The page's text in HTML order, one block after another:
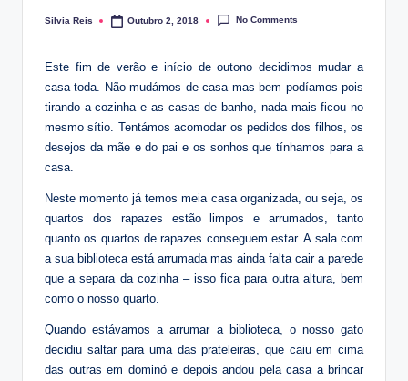
Posted
Silvia Reis Outubro 2, 2018 No Comments
Este fim de verão e início de outono decidimos mudar a
casa toda. Não mudámos de casa mas bem podíamos pois
tirando a cozinha e as casas de banho, nada mais ficou no
mesmo sítio. Tentámos acomodar os pedidos dos filhos, os
desejos da mãe e do pai e os sonhos que tínhamos para a
casa.
Neste momento já temos meia casa organizada, ou seja, os
quartos dos rapazes estão limpos e arrumados, tanto
quanto os quartos de rapazes conseguem estar. A sala com
a sua biblioteca está arrumada mas ainda falta cair a parede
que a separa da cozinha – isso fica para outra altura, bem
como o nosso quarto.
Quando estávamos a arrumar a biblioteca, o nosso gato
decidiu saltar para uma das prateleiras, que caiu em cima
das outras em dominó e depois andou pela casa a brincar